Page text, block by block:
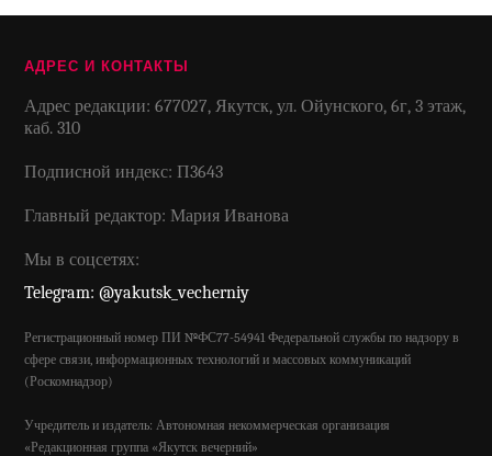
АДРЕС И КОНТАКТЫ
Адрес редакции: 677027, Якутск, ул. Ойунского, 6г, 3 этаж,
каб. 310
Подписной индекс: П3643
Главный редактор: Мария Иванова
Мы в соцсетях:
Telegram: @yakutsk_vecherniy
Регистрационный номер ПИ №ФС77-54941 Федеральной службы по надзору в
сфере связи, информационных технологий и массовых коммуникаций
(Роскомнадзор)
Учредитель и издатель: Автономная некоммерческая организация
«Редакционная группа «Якутск вечерний»